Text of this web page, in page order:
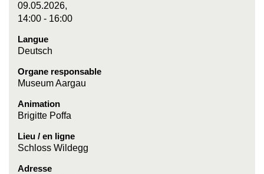
09.05.2026,
14:00 - 16:00
Langue
Deutsch
Organe responsable
Museum Aargau
Animation
Brigitte Poffa
Lieu / en ligne
Schloss Wildegg
Adresse